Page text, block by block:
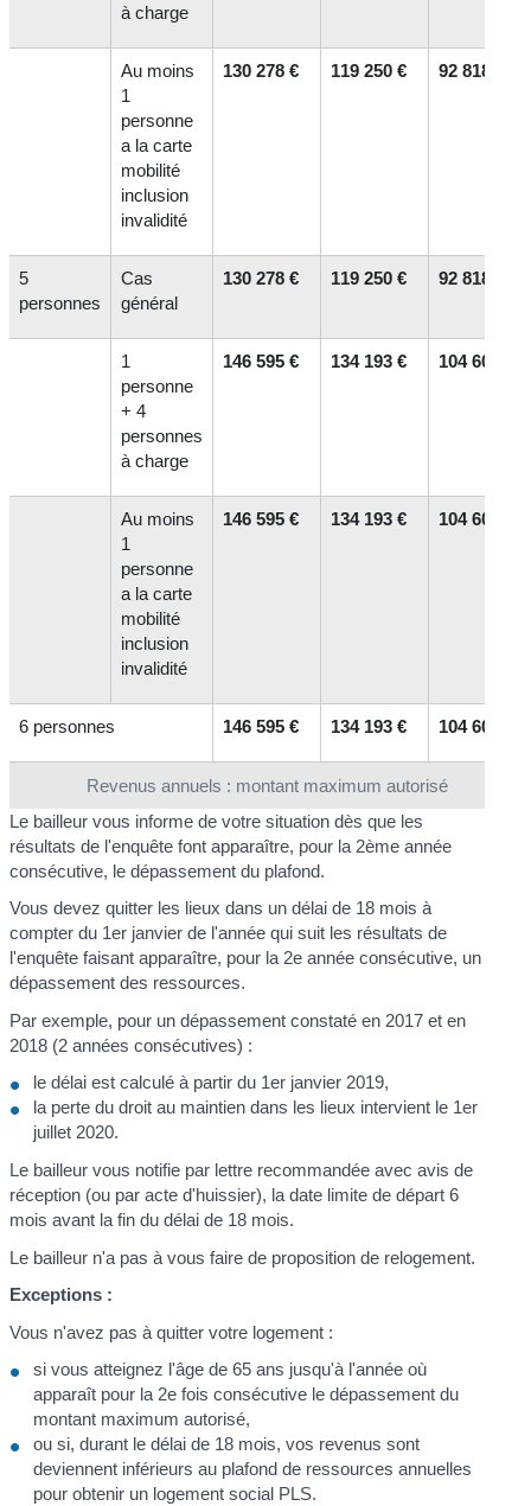
Revenus annuels : montant maximum autorisé
à charge
Au moins
1
personne
a la carte
mobilité
inclusion
invalidité
130 278 € 119 250 € 92 818 €
5
personnes
Cas
général
130 278 € 119 250 € 92 818 €
1
personne
+ 4
personnes
à charge
146 595 € 134 193 € 104 606 €
Au moins
1
personne
a la carte
mobilité
inclusion
invalidité
146 595 € 134 193 € 104 606 €
6 personnes 146 595 € 134 193 € 104 606 €
Le bailleur vous informe de votre situation dès que les
résultats de l'enquête font apparaître, pour la 2ème année
consécutive, le dépassement du plafond.
Vous devez quitter les lieux dans un délai de 18 mois à
compter du 1er janvier de l'année qui suit les résultats de
l'enquête faisant apparaître, pour la 2e année consécutive, un
dépassement des ressources.
Par exemple, pour un dépassement constaté en 2017 et en
2018 (2 années consécutives) :
le délai est calculé à partir du 1er janvier 2019,
la perte du droit au maintien dans les lieux intervient le 1er
juillet 2020.
Le bailleur vous notifie par lettre recommandée avec avis de
réception (ou par acte d'huissier), la date limite de départ 6
mois avant la fin du délai de 18 mois.
Le bailleur n'a pas à vous faire de proposition de relogement.
Exceptions :
Vous n'avez pas à quitter votre logement :
si vous atteignez l'âge de 65 ans jusqu'à l'année où
apparaît pour la 2e fois consécutive le dépassement du
montant maximum autorisé,
ou si, durant le délai de 18 mois, vos revenus sont
deviennent inférieurs au plafond de ressources annuelles
pour obtenir un logement social PLS.